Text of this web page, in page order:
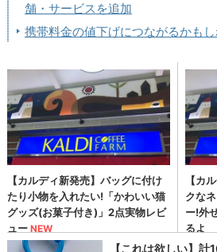
舗・サービスを追加
携帯料金の値下げにつながるかも